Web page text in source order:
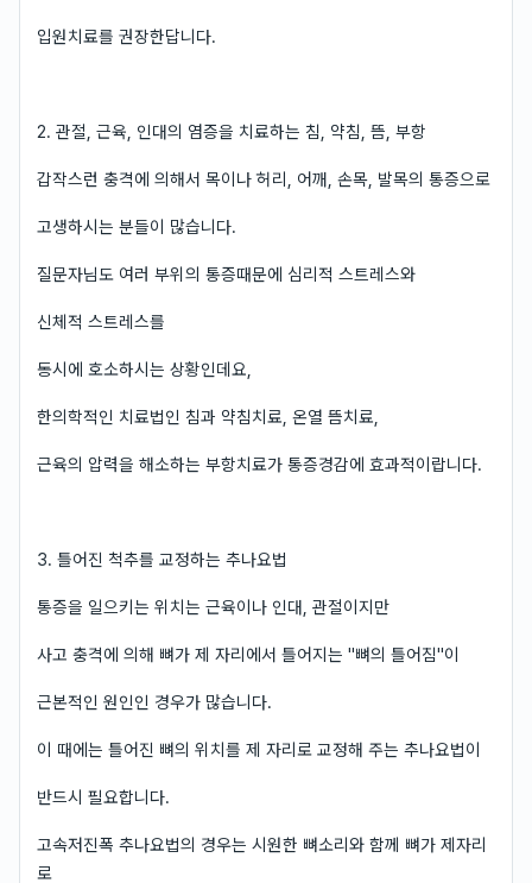
입원치료를 권장한답니다.
2. 관절, 근육, 인대의 염증을 치료하는 침, 약침, 뜸, 부항
갑작스런 충격에 의해서 목이나 허리, 어깨, 손목, 발목의 통증으로
고생하시는 분들이 많습니다.
질문자님도 여러 부위의 통증때문에 심리적 스트레스와
신체적 스트레스를
동시에 호소하시는 상황인데요,
한의학적인 치료법인 침과 약침치료, 온열 뜸치료,
근육의 압력을 해소하는 부항치료가 통증경감에 효과적이랍니다.
3. 틀어진 척추를 교정하는 추나요법
통증을 일으키는 위치는 근육이나 인대, 관절이지만
사고 충격에 의해 뼈가 제 자리에서 틀어지는 "뼈의 틀어짐"이
근본적인 원인인 경우가 많습니다.
이 때에는 틀어진 뼈의 위치를 제 자리로 교정해 주는 추나요법이
반드시 필요합니다.
고속저진폭 추나요법의 경우는 시원한 뼈소리와 함께 뼈가 제자리
로